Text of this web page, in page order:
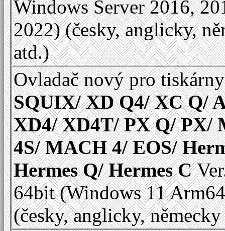
Windows Server 2016,
2022) (česky, anglicky,
atd.)
Ovladač nový pro
SQUIX/ XD Q4/ XC Q/
XD4/ XD4T/ PX Q/ PX/
4S/ MACH 4/ EOS/
Hermes Q/ Hermes C
64bit (Windows 11
(česky, anglicky,